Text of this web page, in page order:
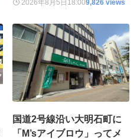
2026年8月5日 18:009,826 views
国道2号線沿い大明石町に
「M’sアイブロウ」ってメ